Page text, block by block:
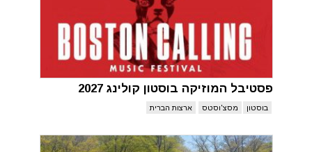
פסטיבל המוזיקה בוסטון קולינג 2027
בוסטון מסצ'וסטס ארצות הברית